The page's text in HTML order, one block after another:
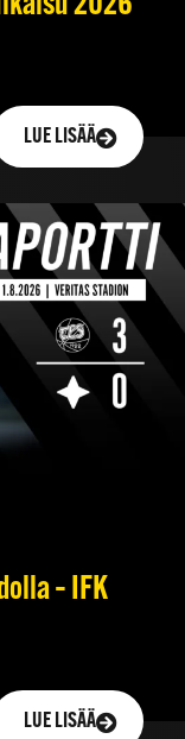
LUE LISÄÄ
– IFK
LUE LISÄÄ